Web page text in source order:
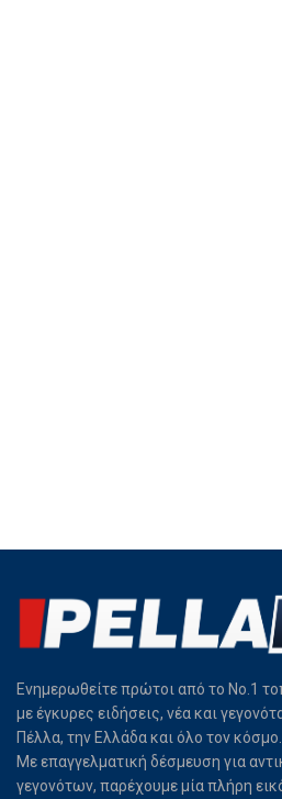
Ενημερωθείτε πρώτοι από το Νο.1
με έγκυρες ειδήσεις, νέα και
Πέλλα, την Ελλάδα και όλο τον κόσμο.
Με επαγγελματική δέσμευση για
γεγονότων, παρέχουμε μία πλήρη